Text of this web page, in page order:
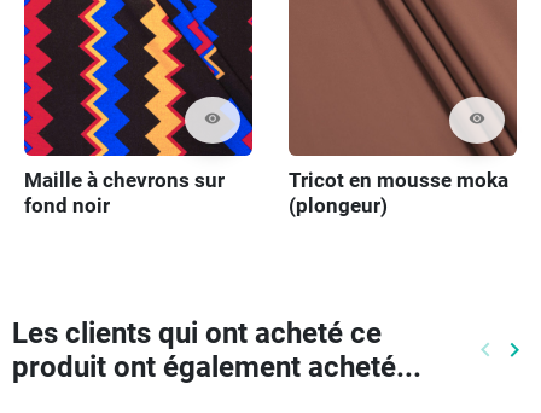
visibility
Maille à chevrons sur
fond noir
visibility
Tricot en mousse moka
(plongeur)
Les clients qui ont acheté ce
produit ont également acheté...
keyboard_arrow_left keyboard_arrow_right